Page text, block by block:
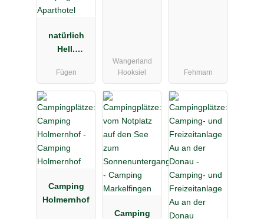
natürlich
Hell.
Aparthotel
Fügen
Wangerland
Hooksiel
Fehmarn
Camping
Holmernhof
Camping